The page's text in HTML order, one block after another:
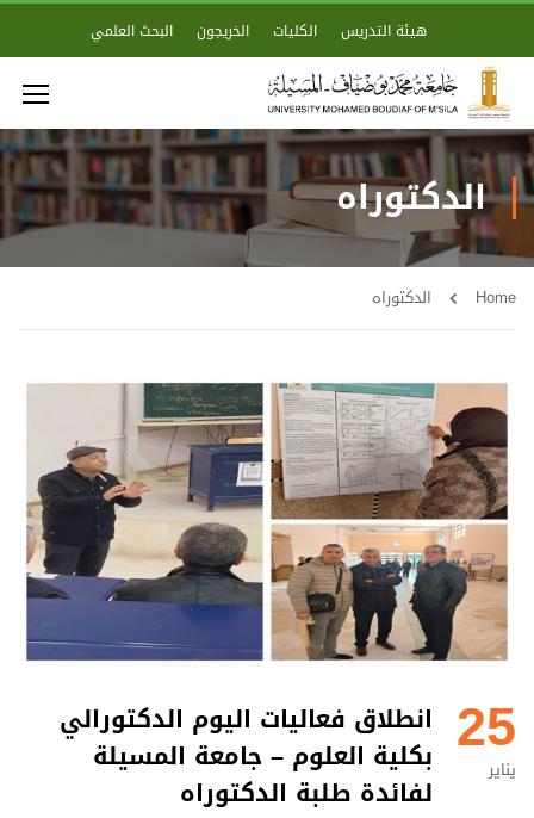
هيئة التدريس الكليات الخريجون البحث العلمي
الدكتوراه
Home الدكتوراه
25
يناير
انطلاق فعاليات اليوم الدكتورالي
بكلية العلوم – جامعة المسيلة
لفائدة طلبة الدكتوراه